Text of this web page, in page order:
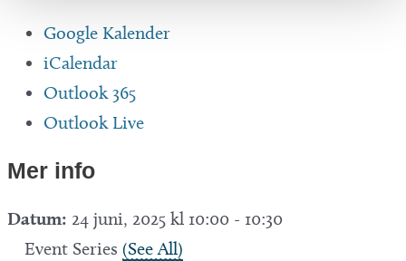
Google Kalender
iCalendar
Outlook 365
Outlook Live
Mer info
Datum: 24 juni, 2025 kl 10:00 - 10:30
Event Series (See All)